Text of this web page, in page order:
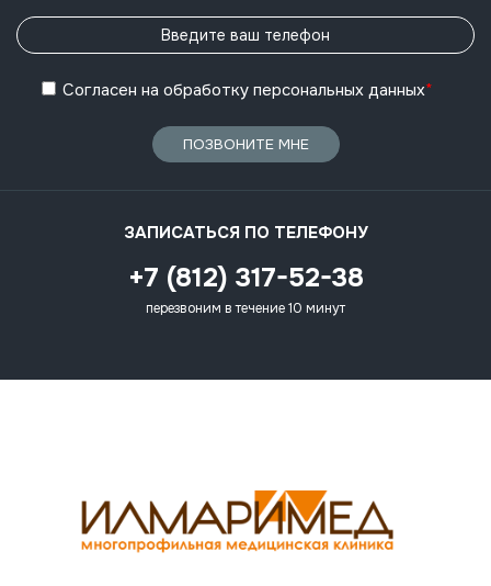
Согласен на обработку персональных данных*
ПОЗВОНИТЕ МНЕ
ЗАПИСАТЬСЯ ПО ТЕЛЕФОНУ
+7 (812) 317-52-38
перезвоним в течение 10 минут